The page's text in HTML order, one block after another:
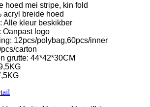
hoed mei stripe, kin fold
acryl breide hoed
Alle kleur beskikber
Oanpast logo
12pcs/polybag,60pcs/inner
carton
grutte: 44*42*30CM